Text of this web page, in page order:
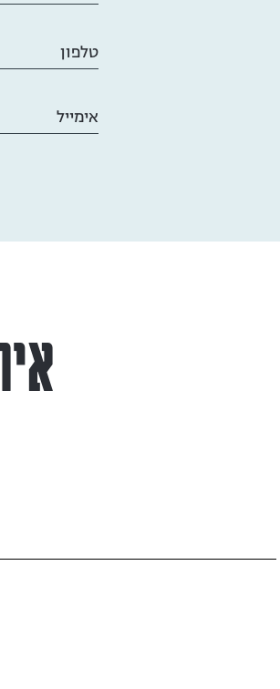
טלפון
אימייל